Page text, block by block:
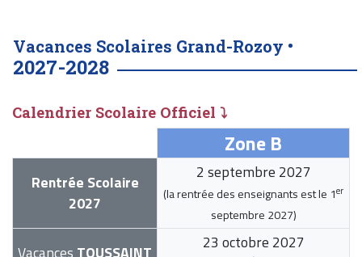
Vacances Scolaires Grand-Rozoy •
2027-2028
Calendrier Scolaire Officiel ⤵
Zone B
Rentrée Scolaire
2027
2 septembre 2027
(la rentrée des enseignants est le 1er
septembre 2027)
23 octobre 2027